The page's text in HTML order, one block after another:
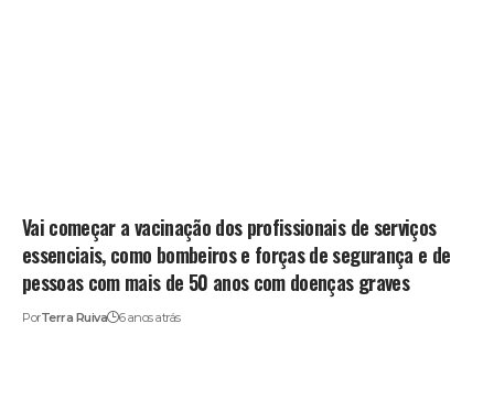
Vai começar a vacinação dos profissionais de serviços
essenciais, como bombeiros e forças de segurança e de
pessoas com mais de 50 anos com doenças graves
PorTerra Ruiva 6 anos atrás